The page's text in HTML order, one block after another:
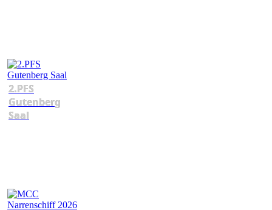
2.PFS
Gutenberg
Saal